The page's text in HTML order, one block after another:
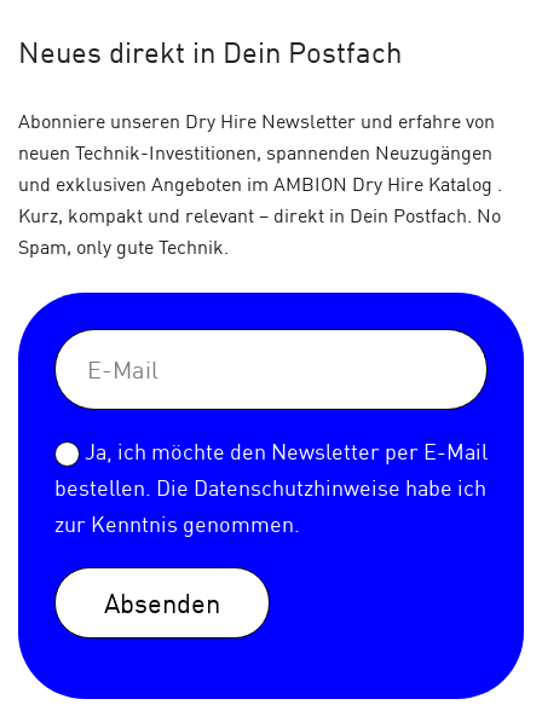
Neues direkt in Dein Postfach
Abonniere unseren Dry Hire Newsletter und erfahre von
neuen Technik-Investitionen, spannenden Neuzugängen
und exklusiven Angeboten im AMBION Dry Hire Katalog .
Kurz, kompakt und relevant – direkt in Dein Postfach. No
Spam, only gute Technik.
Ja, ich möchte den Newsletter per E-Mail
bestellen. Die Datenschutzhinweise habe ich
zur Kenntnis genommen.
Absenden